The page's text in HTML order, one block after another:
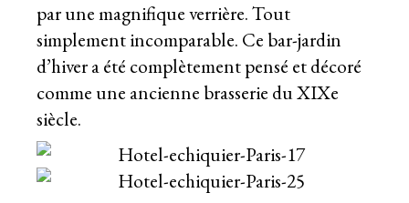
par une magnifique verrière. Tout
simplement incomparable. Ce bar-jardin
d’hiver a été complètement pensé et décoré
comme une ancienne brasserie du XIXe
siècle.